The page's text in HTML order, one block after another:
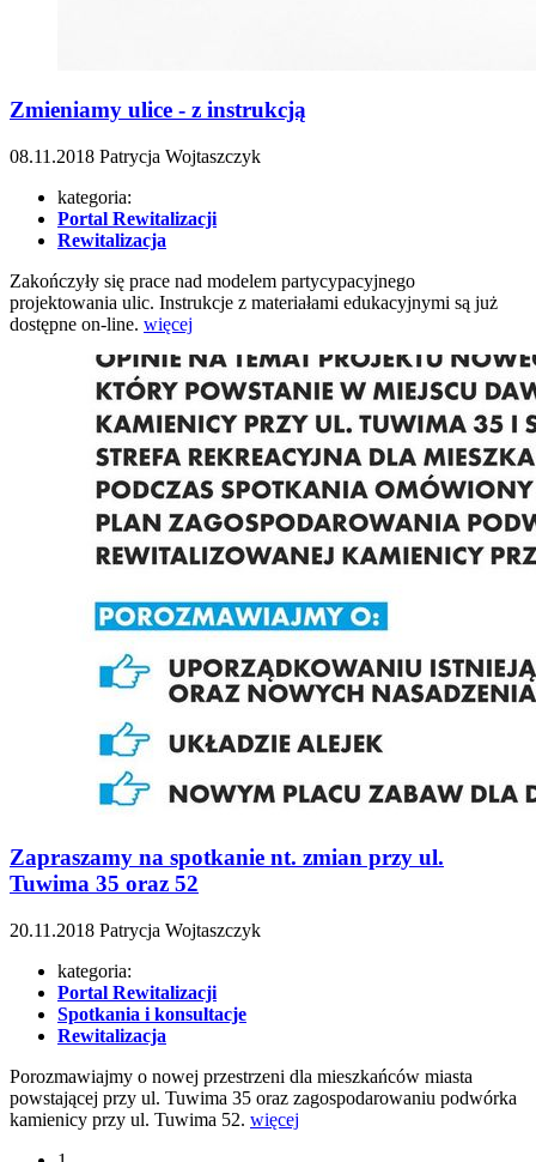
Zmieniamy ulice - z instrukcją
08.11.2018 Patrycja Wojtaszczyk
kategoria:
Portal Rewitalizacji
Rewitalizacja
Zakończyły się prace nad modelem partycypacyjnego
projektowania ulic. Instrukcje z materiałami edukacyjnymi są już
dostępne on-line. więcej
Zapraszamy na spotkanie nt. zmian przy ul.
Tuwima 35 oraz 52
20.11.2018 Patrycja Wojtaszczyk
kategoria:
Portal Rewitalizacji
Spotkania i konsultacje
Rewitalizacja
Porozmawiajmy o nowej przestrzeni dla mieszkańców miasta
powstającej przy ul. Tuwima 35 oraz zagospodarowaniu podwórka
kamienicy przy ul. Tuwima 52. więcej